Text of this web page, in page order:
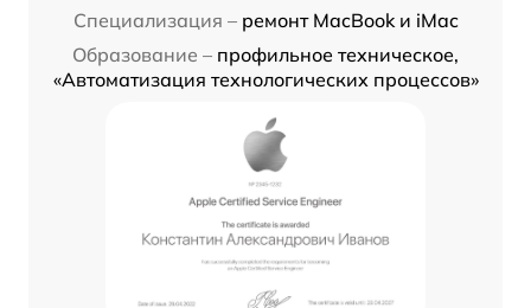
Специализация – ремонт MacBook и iMac
Образование – профильное техническое,
«Автоматизация технологических процессов»